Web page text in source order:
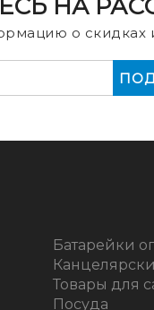
НА
о скидках
Батарейки
Товары для
Посуда